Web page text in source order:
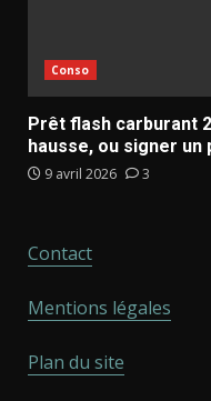
Conso
Prêt flash carburant
hausse, ou signer un
9 avril 2026 3
Contact
Mentions légales
Plan du site